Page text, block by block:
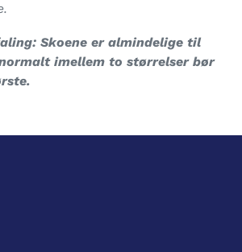
Skoene er almindelige til
imellem to størrelser bør